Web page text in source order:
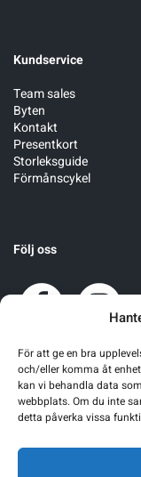
För att ge en bra
och/eller komma åt
kan vi behandla data
webbplats. Om du inte
detta påverka vissa
Kundservice
Team sales
Byten
Kontakt
Presentkort
Storleksguide
Förmånscykel
Följ oss